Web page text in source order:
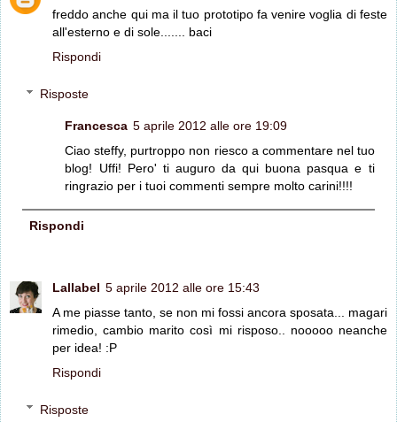
freddo anche qui ma il tuo prototipo fa venire voglia di feste
all'esterno e di sole....... baci
Rispondi
Risposte
Francesca 5 aprile 2012 alle ore 19:09
Ciao steffy, purtroppo non riesco a commentare nel tuo
blog! Uffi! Pero' ti auguro da qui buona pasqua e ti
ringrazio per i tuoi commenti sempre molto carini!!!!
Rispondi
Lallabel 5 aprile 2012 alle ore 15:43
A me piasse tanto, se non mi fossi ancora sposata... magari
rimedio, cambio marito così mi risposo.. nooooo neanche
per idea! :P
Rispondi
Risposte